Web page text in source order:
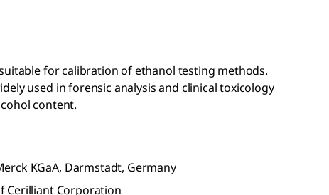
for calibration of ethanol testing methods.
used in forensic analysis and clinical toxicology
content.
KGaA, Darmstadt, Germany
Cerilliant Corporation